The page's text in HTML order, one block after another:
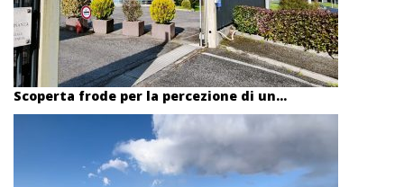
Scoperta frode per la percezione di un...